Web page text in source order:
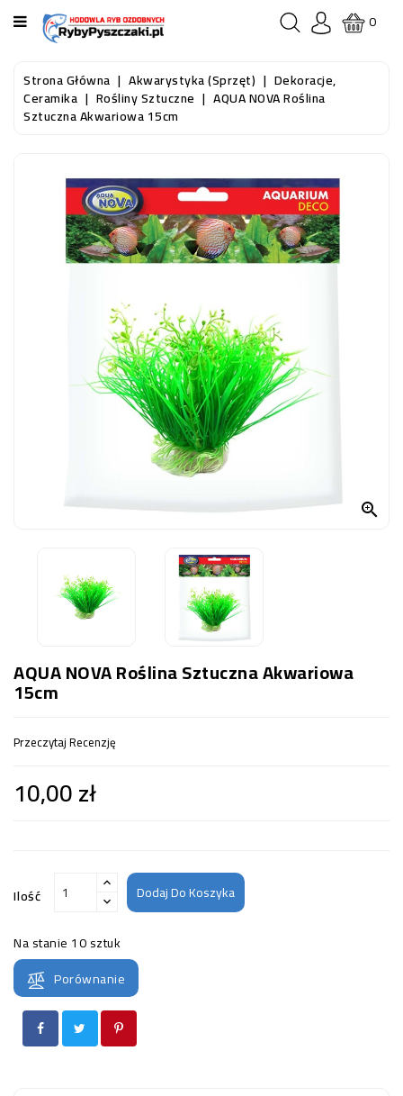
KATEGORIA
STRONA
GŁÓWNA
WODNEGO
AKWARYSTYKA
KONTAKT
0
Strona Główna Akwarystyka (sprzęt) Dekoracje,
Ceramika Rośliny Sztuczne AQUA NOVA Roślina
Sztuczna Akwariowa 15cm

AQUA NOVA Roślina Sztuczna Akwariowa
15cm
Przeczytaj Recenzję
10,00 zł
Ilość Dodaj Do Koszyka
Na stanie 10 sztuk
Porównanie